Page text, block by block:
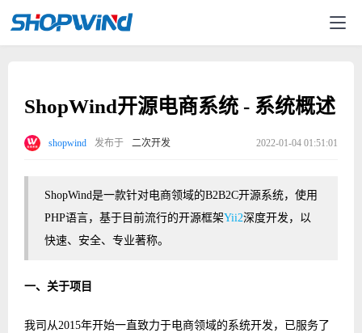
ShopWind开源电商系统 - 系统概述
shopwind 发布于 二次开发 2022-01-04 01:51:01
ShopWind是一款针对电商领域的B2B2C开源系统，使用
PHP语言，基于目前流行的开源框架Yii2深度开发，以
快速、安全、专业著称。
一、关于项目
我司从2015年开始一直致力于电商领域的系统开发，已服务了